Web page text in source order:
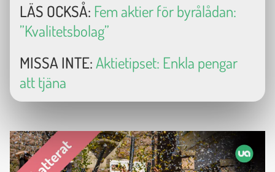
LÄS OCKSÅ: Fem aktier för byrålådan:
”Kvalitetsbolag”
MISSA INTE:Aktietipset: Enkla pengar
att tjäna